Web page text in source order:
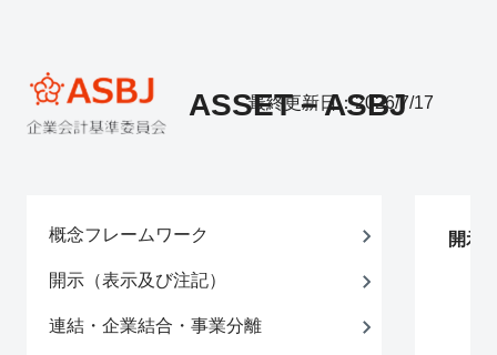
ASSET－ASBJ
最終更新日：2026/7/17
概念フレームワーク
開示（表示及び注記）
連結・企業結合・事業分離
開示